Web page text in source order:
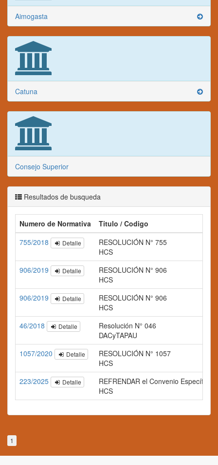
Aimogasta
Catuna
Consejo Superior
Resultados de busqueda
Numero de Normativa
Titulo / Codigo
755/2018
Detalle
RESOLUCIÓN N° 755
HCS
906/2019
Detalle
RESOLUCIÓN N° 906
HCS
906/2019
Detalle
RESOLUCIÓN N° 906
HCS
46/2018
Detalle
Resolución N° 046
DACyTAPAU
1057/2020
Detalle
RESOLUCIÓN N° 1057
HCS
223/2025
Detalle
REFRENDAR el Convenio
HCS
1